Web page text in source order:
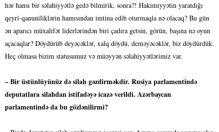
hər hansı bir səlahiyyətlə gedə bilmirik, sonra?! Hakimiyyətin yaratdığı
qeyri-qanuniliklərin hamısından imtina edib oturmaqla nə olacaq? Bu gün
ən aparıcı müxalifət liderlərindən biri çadıra getsin, görün, başına nə oyun
açacaqlar? Döydürüb deyəcəklər, xalq döydü, deməyəcəklər, biz döydürdük.
Heç olmasa bizim statusumuz və müəyyən səlahiyyətlərimiz var.
– Bir üstünlüyünüz də silah gəzdirməkdir. Rusiya parlamentində
deputatlara silahdan istifadəyə icazə verildi. Azərbaycan
parlamentində da bu gözlənilirmi?